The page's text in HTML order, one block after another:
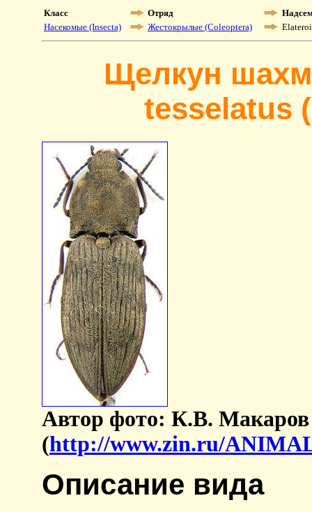
Класс Отряд
Насекомые (Insecta)
Жестокрылые (Coleoptera)
Щелкун
tesselatus
Автор фото: К.В. Макаров
(http://www.zin.ru/
Описание вида